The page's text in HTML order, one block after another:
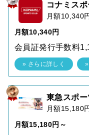
コナミス
月額10,340
月額10,340円
会員証発行手数料
» さらに詳しく
東急スポ
月額15,180
月額15,180円～